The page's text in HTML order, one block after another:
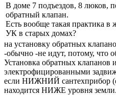
В доме 7 подъездов, 8 люков,
обратный клапан.
Есть вообще такая практика
УК в старых домах?
на установку обратных
-обычно -не идут, потому, что
Установка обратных клапанов
электрофицированными
если НИЖНИЙ сантехприбор
находится НИЖЕ уровня земли.